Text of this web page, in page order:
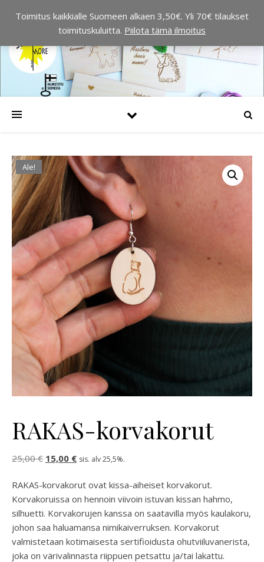
Ale!
RAKAS-korvakorut
25,00€ Alkuperäinen hinta oli: 25,00 €.
15,00 €Nykyinen hinta on: 15,00 €.
sis. alv 25,5%.
RAKAS-korvakorut ovat kissa-aiheiset korvakorut.
Korvakoruissa on hennoin viivoin istuvan kissan hahmo,
silhuetti. Korvakorujen kanssa on saatavilla myös kaulakoru,
johon saa haluamansa nimikaiverruksen. Korvakorut
valmistetaan kotimaisesta sertifioidusta ohutviiluvanerista,
joka on värivalinnasta riippuen petsattu ja/tai lakattu.
Toimitus kaikkialle Suomeen alkaen 3,50€. Yli 70€ tilaukset
toimituskuluitta. Piilota tämä ilmoitus